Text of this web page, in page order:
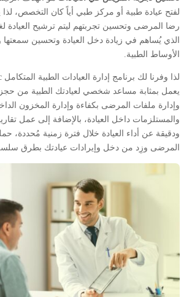
لفتح عيادة طبية أو مركز طبي أياً كان التخصص، لذا
رضا المرضى وتحسين تجربتهم ليتم ترشيح العيادة
الذي يُساهم في زيادة دخل العيادة وتحسين سمعتها
الأوساط الطبية.
يعمل بمثابة مساعد شخصي لعيادتك الطبية من حجز
وإدارة ملفات المرضى بكفاءة وإدارة المخزون
والمستلزمات داخل العيادة، بالإضافة إلى عمل
ودقيقة عن أداء العيادة خلال فترة زمنية مُحددة،
المرضى وزِد من دخل وإيرادات عيادتك بطرق